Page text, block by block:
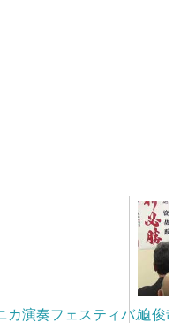
演奏フェスティバル迫俊